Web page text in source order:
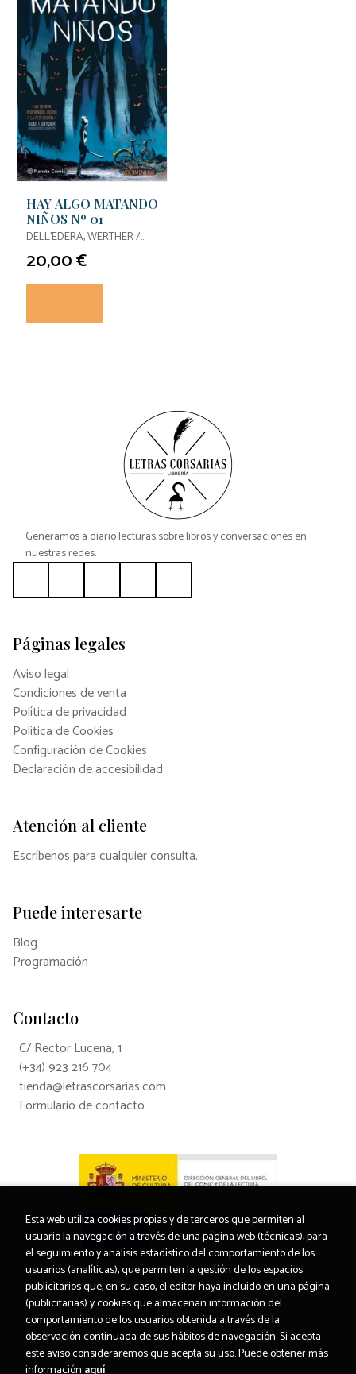
HAY ALGO MATANDO
NIÑOS Nº 01
DELL'EDERA, WERTHER /
JAMES, TYNION IV
20,00 €
Generamos a diario lecturas sobre libros y conversaciones en
nuestras redes.
Páginas legales
Aviso legal
Condiciones de venta
Política de privacidad
Política de Cookies
Configuración de Cookies
Declaración de accesibilidad
Atención al cliente
Escríbenos para cualquier consulta.
Puede interesarte
Blog
Programación
Contacto
C/ Rector Lucena, 1
(+34) 923 216 704
tienda@letrascorsarias.com
Formulario de contacto
Esta web utiliza cookies propias y de terceros que permiten al
usuario la navegación a través de una página web (técnicas), para
el seguimiento y análisis estadístico del comportamiento de los
usuarios (analíticas), que permiten la gestión de los espacios
publicitarios que, en su caso, el editor haya incluido en una página
(publicitarias) y cookies que almacenan información del
comportamiento de los usuarios obtenida a través de la
observación continuada de sus hábitos de navegación. Si acepta
este aviso consideraremos que acepta su uso. Puede obtener más